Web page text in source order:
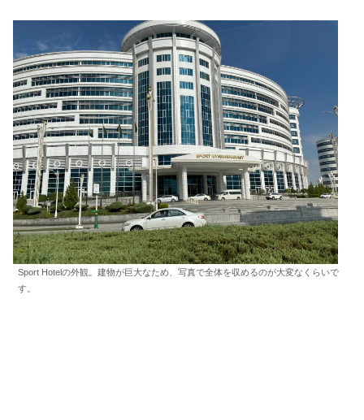
Sport Hotelの外観。建物が巨大なため、写真で全体を収めるのが大変なくらいで
す。